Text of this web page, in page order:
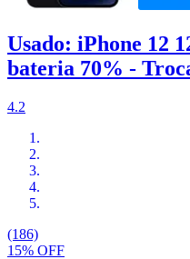
Usado: iPhone 12
bateria 70% -
4.2
(186)
15% OFF